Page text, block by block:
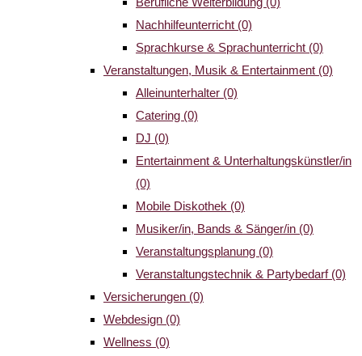
Nachhilfeunterricht (0)
Sprachkurse & Sprachunterricht (0)
Veranstaltungen, Musik & Entertainment (0)
Alleinunterhalter (0)
Catering (0)
DJ (0)
Entertainment & Unterhaltungskünstler/in
(0)
Mobile Diskothek (0)
Musiker/in, Bands & Sänger/in (0)
Veranstaltungsplanung (0)
Veranstaltungstechnik & Partybedarf (0)
Versicherungen (0)
Webdesign (0)
Wellness (0)